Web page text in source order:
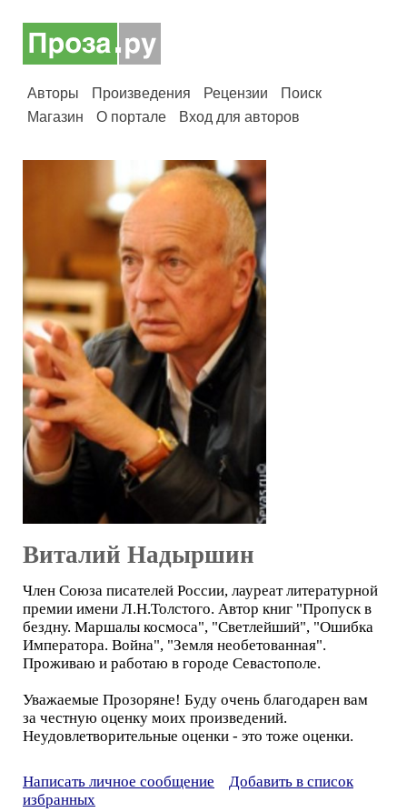
Авторы Произведения Рецензии
Поиск
Магазин
О портале Вход для авторов
Виталий Надыршин
Член Союза писателей России, лауреат литературной
премии имени Л.Н.Толстого. Автор книг "Пропуск в
бездну. Маршалы космоса", "Светлейший", "Ошибка
Императора. Война", "Земля необетованная".
Проживаю и работаю в городе Севастополе.
Уважаемые Прозоряне! Буду очень благодарен вам
за честную оценку моих произведений.
Неудовлетворительные оценки - это тоже оценки.
Написать личное сообщение
Добавить в список
избранных